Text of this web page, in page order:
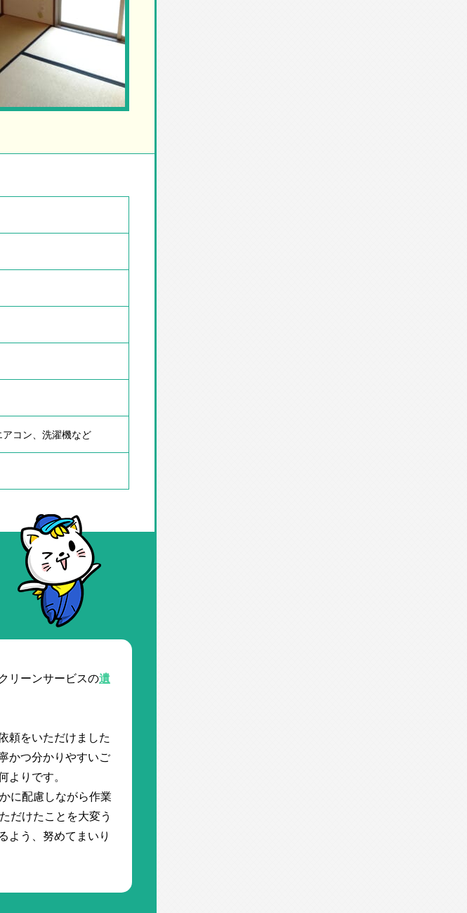
コン、洗濯機など
リーンサービスの遺
頼をいただけました
かつ分かりやすいご
りです。
に配慮しながら作業
だけたことを大変う
よう、努めてまいり